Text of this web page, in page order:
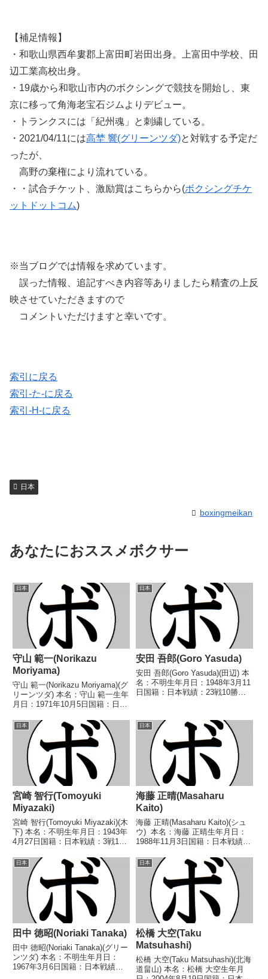
【補足情報】
・和歌山県西牟婁郡上富田町岩田出身。上富田中学校、田
辺工業高校出身。
・19歳から和歌山市内のボクシングで競技を開始し、東
京に移って角海老宝石ジムよりデビュー。
・トランクスには「紀州魂」と刺繍している。
・2021/04/11には高埜 響(グリーンツダ)と対戦する予定だ
ったが、
高野の棄権により流れている。
・・試合チケット、激励賞はこちらから(ボクシングチケ
ットドットコム)
※当ブログでは情報を求めています。
誤った情報、追記すべき内容等ありましたら精査の上反
映させていただきますので
コメントいただけますと幸いです。
索引に戻る
索引-た-に戻る
索引-H-に戻る
日本
boxingmeikan
あなたにおススメボクサー
日本
守山 範一(Norikazu
Moriyama)
守山 範一(Norikazu Moriyama)(グ
リーンツダ) 本名：守山 範一生年
月日：1971年10月5日国籍：日本
イトル】1991年度全日本ライト
級新人王 【戦歴】1991/01/17
●1RT...
日本
安田 吾郎(Goro Yasuda)
安田 吾郎(Goro Yasuda)(田辺) 本
名：不明生年月日：1948年3月11
日国籍：日本戦績：23戦10勝
●3RKO 谷田川 隆(帝
拳)1967/05/08 ...
日本
宮崎 智行(Tomoyuki
Miyazaki)
宮崎 智行(Tomoyuki Miyazaki)(木
下) 本名：不明生年月日：1943年
4月27日国籍：日本戦績：3戦1勝
歴】1986/12/23 ●1RKO 山下
忠則(加古川神戸)1987/09/14
日本
海藤 正晴(Masaharu
Kaito)
海藤 正晴(Masaharu Kaito)(シュ
ウ) 本名：海藤 正晴生年月日：
1988年11月3日国籍：日本戦績：
ル】なし 【戦歴】2014/11/13
○4R判定 2-0(40-36、39-37...
日本
田中 徳昭(Noriaki Tanaka)
田中 徳昭(Noriaki Tanaka)(グリー
ンツダ) 本名：不明生年月日：
1967年3月6日国籍：日本戦績：
日本
松橋 大空(Taku
Matsuhashi)
松橋 大空(Taku Matsuhashi)(北海
道畠山) 本名：松橋 大空生年月